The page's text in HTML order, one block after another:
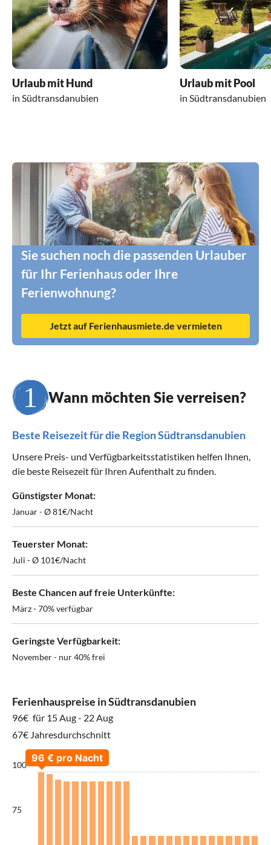
Urlaub mit Hund
in Südtransdanubien
Urlaub mit Pool
in Südtransdanubien
Sie suchen noch die passenden Urlauber
für Ihr Ferienhaus oder Ihre
Ferienwohnung?
Jetzt auf Ferienhausmiete.de vermieten
Wann möchten Sie verreisen?
Beste Reisezeit für die Region Südtransdanubien
Unsere Preis- und Verfügbarkeitsstatistiken helfen Ihnen,
die beste Reisezeit für Ihren Aufenthalt zu finden.
Günstigster Monat:
Januar - Ø 81€/Nacht
Teuerster Monat:
Juli - Ø 101€/Nacht
Beste Chancen auf freie Unterkünfte:
März - 70% verfügbar
Geringste Verfügbarkeit:
November - nur 40% frei
Ferienhauspreise in Südtransdanubien
96€ für 15 Aug - 22 Aug
67€ Jahresdurchschnitt
100
75